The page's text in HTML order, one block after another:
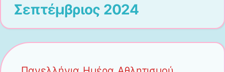
Σεπτέμβριος 2024